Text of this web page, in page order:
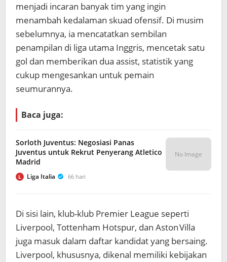
menjadi incaran banyak tim yang ingin
menambah kedalaman skuad ofensif. Di musim
sebelumnya, ia mencatatkan sembilan
penampilan di liga utama Inggris, mencetak satu
gol dan memberikan dua assist, statistik yang
cukup mengesankan untuk pemain
seumurannya.
Baca juga:
Sorloth Juventus: Negosiasi Panas
Juventus untuk Rekrut Penyerang Atletico
Madrid
L Liga Italia 66 hari
No Image
Di sisi lain, klub-klub Premier League seperti
Liverpool, Tottenham Hotspur, dan Aston Villa
juga masuk dalam daftar kandidat yang bersaing.
Liverpool, khususnya, dikenal memiliki kebijakan